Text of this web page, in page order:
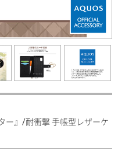
ー』/耐衝撃 手帳型レザーケ